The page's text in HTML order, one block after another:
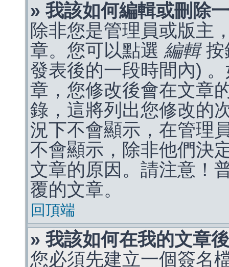
» 我該如何編輯或刪除
除非您是管理員或版主
章。您可以點選 編輯按
發表後的一段時間內)
章，您修改後會在文章
錄，這將列出您修改的
況下不會顯示，在管理
不會顯示，除非他們決
文章的原因。請注意！
覆的文章。
回頂端
» 我該如何在我的文章
您必須先建立一個簽名